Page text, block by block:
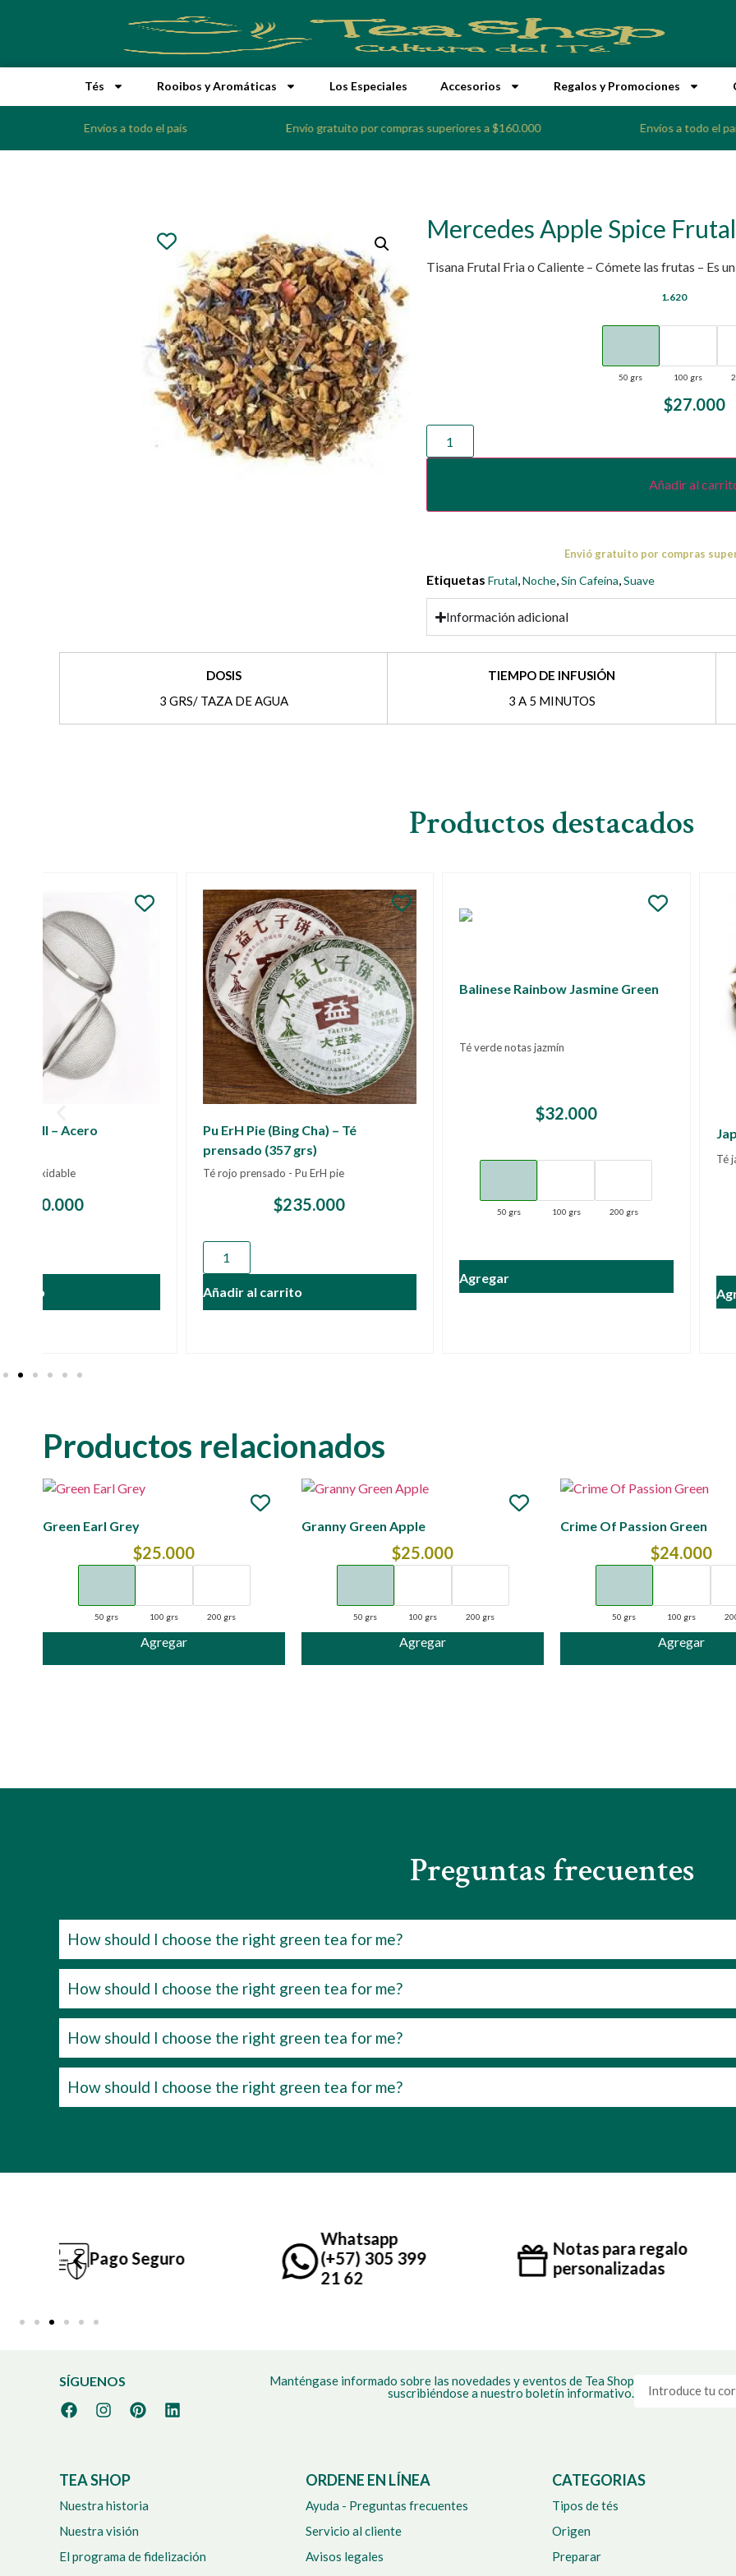
Tés Rooibos y Aromáticas Los Especiales Accesorios Regalos y Promociones
Envíos a todo el país Envío gratuito por compras superiores a $160.000 Envíos a todo el
Mercedes Apple Spice Frutal
Tisana Frutal Fria o Caliente – Cómete las frutas – Es
1.620
50 grs 100 grs
$27.000
Añadir al
Envió gratuito por compras
Etiquetas Frutal,Noche,Sin Cafeína,Suave
Información adicional
DOSIS
3 GRS/ TAZA DE AGUA
TIEMPO DE INFUSIÓN
3 A 5 MINUTOS
Productos destacados
Pu ErH Pie (Bing Cha) – Té
Té rojo prensado - Pu ErH pie
Balinese Rainbow Jasmine Green
Té verde notas jazmín
Agregar
Té japonés tostado y ahumado
50 grs 100 grs
Agregar
Productos relacionados
Green Earl Grey
$25.000
Agregar
50 grs 100 grs 200 grs
Granny Green Apple
$25.000
Agregar
50 grs 100 grs 200 grs
Crime Of Passion Green
$24.000
Agregar
50 grs 100 grs
Preguntas frecuentes
How should I choose the right green tea for me?
How should I choose the right green tea for me?
How should I choose the right green tea for me?
How should I choose the right green tea for me?
(+57) 305 399
Notas para regalo
personalizadas
Envio gratis
compras desde
$160.000
SÍGUENOS
Manténgase informado sobre las novedades y eventos de Tea Shop
suscribiéndose a nuestro boletín informativo.
TEA SHOP
Nuestra historia
Nuestra visión
El programa de fidelización
ORDENE EN LÍNEA
Ayuda - Preguntas frecuentes
Servicio al cliente
Avisos legales
CATEGORIAS
Tipos de tés
Origen
Preparar